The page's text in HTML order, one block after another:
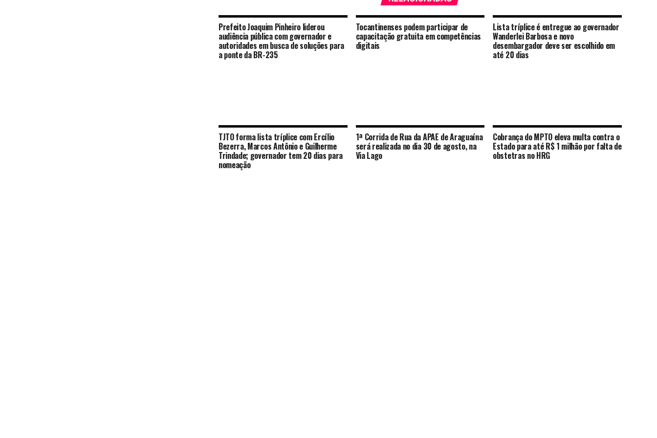
Prefeito Joaquim Pinheiro liderou
audiência pública com governador e
autoridades em busca de soluções para
a ponte da BR-235
Tocantinenses podem participar de
capacitação gratuita em competências
digitais
Lista tríplice é entregue ao governador
Wanderlei Barbosa e novo
desembargador deve ser escolhido em
até 20 dias
TJTO forma lista tríplice com Ercílio
Bezerra, Marcos Antônio e Guilherme
Trindade; governador tem 20 dias para
nomeação
1ª Corrida de Rua da APAE de Araguaína
será realizada no dia 30 de agosto, na
Via Lago
Cobrança do MPTO eleva multa contra o
Estado para até R$ 1 milhão por falta de
obstetras no HRG